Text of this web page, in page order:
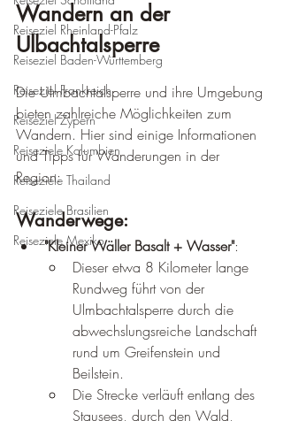
Reiseziel Rheinland-Pfalz
Reiseziel Baden-Württemberg
Reiseziel Frankreich
Reiseziel Zypern
Reiseziele Kolumbien
Reiseziele Thailand
Reiseziele Brasilien
Reiseziele Mexiko
Wandern an der
Ulbachtalsperre
Die Ulmbachtalsperre und ihre Umgebung
bieten zahlreiche Möglichkeiten zum
Wandern. Hier sind einige Informationen
und Tipps für Wanderungen in der
Region:
Wanderwege:
"Kleiner Wäller Basalt + Wasser":
Dieser etwa 8 Kilometer lange
Rundweg führt von der
Ulmbachtalsperre durch die
abwechslungsreiche Landschaft
rund um Greifenstein und
Beilstein.
Die Strecke verläuft entlang des
Stausees, durch den Wald,